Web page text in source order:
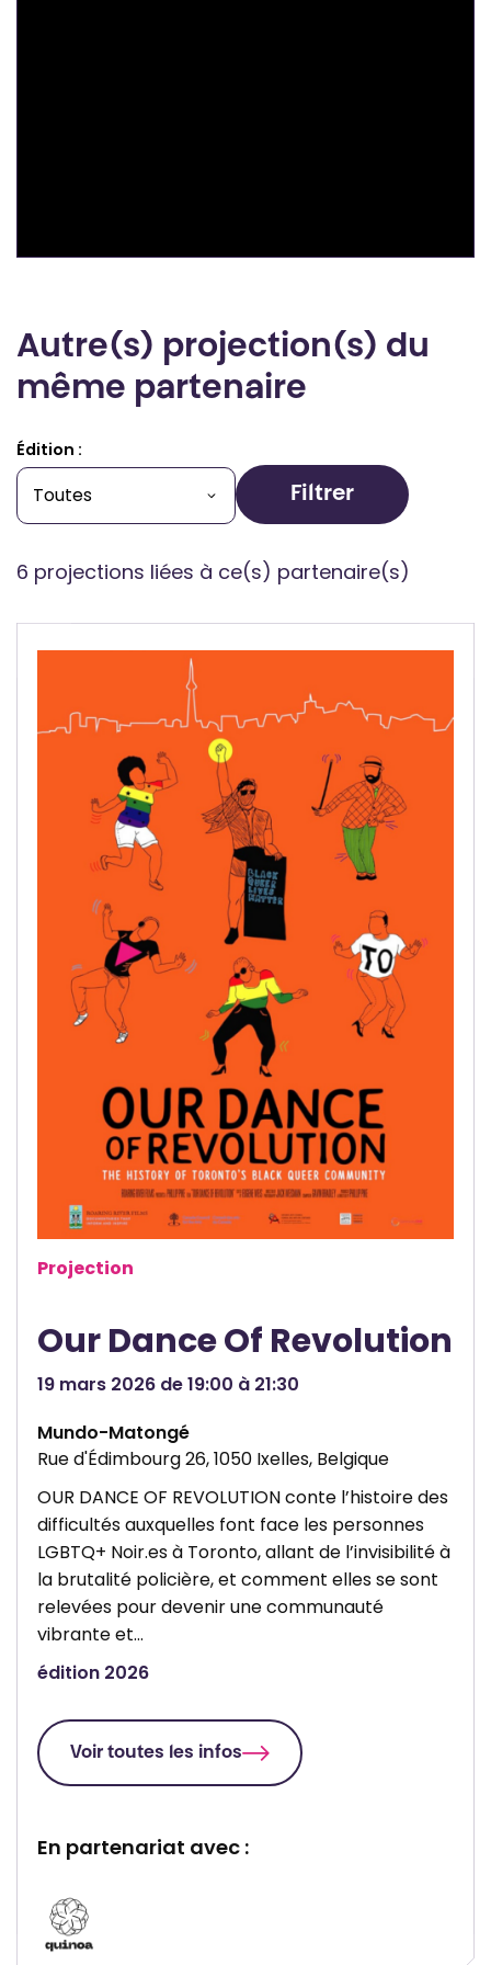
Autre(s) projection(s) du
même partenaire
Édition :
Filtrer
6 projections liées à ce(s) partenaire(s)
Projection
Our Dance Of Revolution
19 mars 2026 de 19:00 à 21:30
Mundo-Matongé
Rue d'Édimbourg 26, 1050 Ixelles, Belgique
OUR DANCE OF REVOLUTION conte l’histoire des
difficultés auxquelles font face les personnes
LGBTQ+ Noir.es à Toronto, allant de l’invisibilité à
la brutalité policière, et comment elles se sont
relevées pour devenir une communauté
vibrante et…
édition 2026
Voir toutes les infos
En partenariat avec :